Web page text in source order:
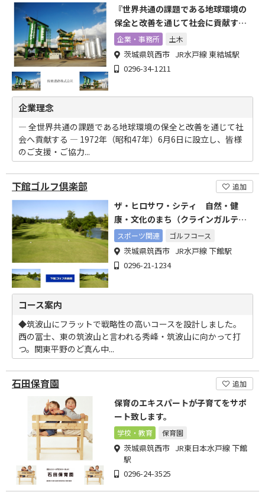
『世界共通の課題である地球環境の
保全と改善を通じて社会に貢献す
る』
企業・事務所 土木
茨城県筑西市 JR水戸線 東結城駅
0296-34-1211
企業理念
― 全世界共通の課題である地球環境の保全と改善を通じて社
会へ貢献する ― 1972年（昭和47年）6月6日に設立し、皆様
のご支援・ご協力...
下館ゴルフ倶楽部 追加
ザ・ヒロサワ・シティ 自然・健
康・文化のまち（クラインガルテン
入居者募集）
スポーツ関連 ゴルフコース
茨城県筑西市 JR水戸線 下館駅
0296-21-1234
コース案内
◆筑波山にフラットで戦略性の高いコースを設計しました。
西の冨士、東の筑波山と言われる秀峰・筑波山に向かって打
つ。関東平野のど真ん中...
石田保育園 追加
保育のエキスパートが子育てをサポ
ート致します。
学校・教育 保育園
茨城県筑西市 JR東日本水戸線 下館
駅
0296-24-3525